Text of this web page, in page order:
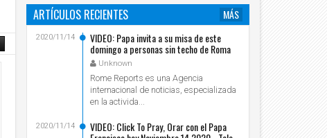
Nov
ARTÍCULOS RECIENTES
MÁS
VIDEO: Papa invita a su misa de este
domingo a personas sin techo de Roma
Unknown
2020/11/14
Rome Reports es una Agencia
internacional de noticias, especializada
en la activida...
VIDEO: Click To Pray, Orar con el Papa
2020/11/14